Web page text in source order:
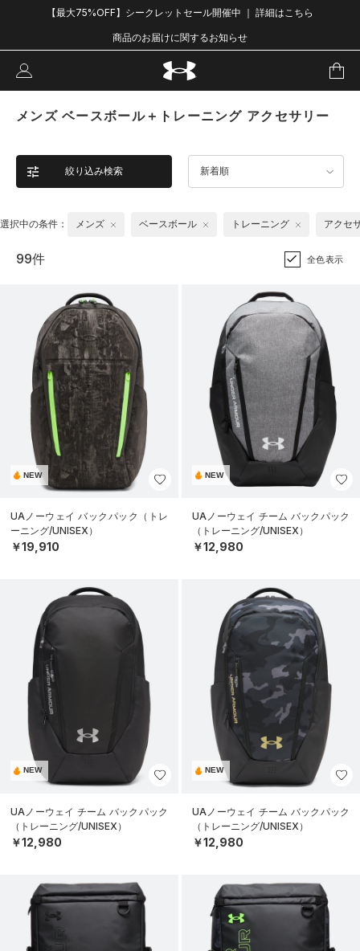
【最大75%OFF】シークレットセール開催中 ｜ 詳細はこちら
商品のお届けに関するお知らせ
メンズ ベースボール＋トレーニング アクセサリー
絞り込み検索 新着順
選択中の条件： メンズ ベースボール トレーニング アクセ
99件 全色表示
NEW
UAノーウェイ バックパック（トレ
ーニング/UNISEX）
￥19,910
NEW
UAノーウェイ チーム バックパック
（トレーニング/UNISEX）
￥12,980
NEW
UAノーウェイ チーム バックパック
（トレーニング/UNISEX）
￥12,980
NEW
UAノーウェイ チーム バックパック
（トレーニング/UNISEX）
￥12,980